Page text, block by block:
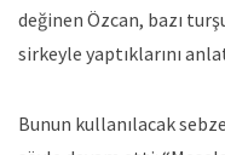
değinen Özcan, bazı
sirkeyle yaptıklarını
Bunun kullanılacak